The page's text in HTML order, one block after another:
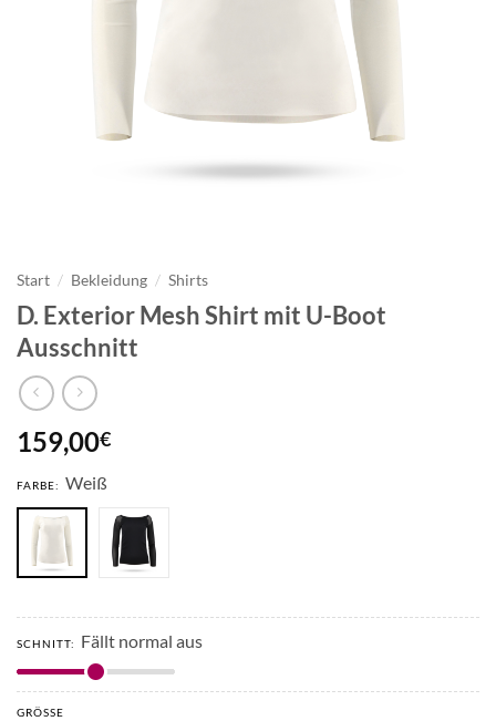
Start / Bekleidung / Shirts
D. Exterior Mesh Shirt mit U-Boot
Ausschnitt
159,00€
FARBE: Weiß
SCHNITT: Fällt normal aus
GRÖSSE